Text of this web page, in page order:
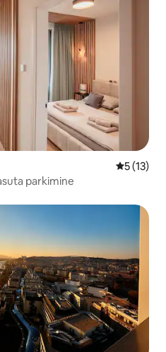
5 (13)
parkimine